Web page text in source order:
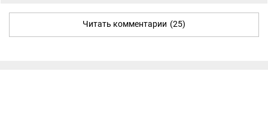
Читать комментарии (25)